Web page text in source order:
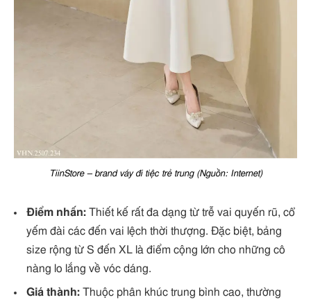
TiinStore – brand váy đi tiệc trẻ trung (Nguồn: Internet)
Điểm nhấn: Thiết kế rất đa dạng từ trễ vai quyến rũ, cổ
yếm đài các đến vai lệch thời thượng. Đặc biệt, bảng
size rộng từ S đến XL là điểm cộng lớn cho những cô
nàng lo lắng về vóc dáng.
Giá thành: Thuộc phân khúc trung bình cao, thường